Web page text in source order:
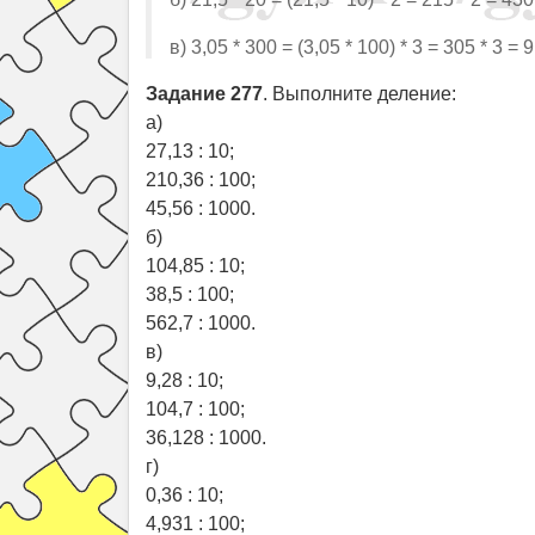
в) 3,05 * 300 = (3,05 * 100) * 3 = 305 * 3 =
Задание 277. Выполните деление:
а)
27,13 : 10;
210,36 : 100;
45,56 : 1000.
б)
104,85 : 10;
38,5 : 100;
562,7 : 1000.
в)
9,28 : 10;
104,7 : 100;
36,128 : 1000.
г)
0,36 : 10;
4,931 : 100;